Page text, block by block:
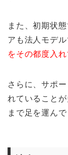
また、初期状
アも法人モデ
をその都度入
さらに、サポ
れていること
まで足を運ん